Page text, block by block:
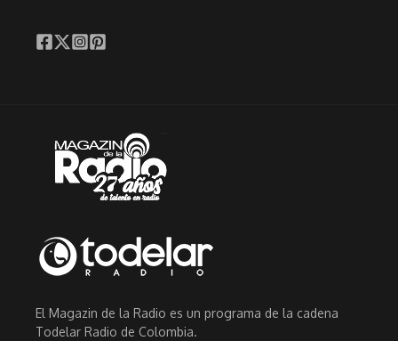
El Magazin de la Radio es un programa de la cadena
Todelar Radio de Colombia.